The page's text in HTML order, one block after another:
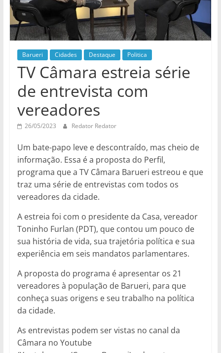
Barueri Cidades Destaque Politica
TV Câmara estreia série
de entrevista com
vereadores
26/05/2023 Redator Redator
Um bate-papo leve e descontraído, mas cheio de
informação. Essa é a proposta do Perfil,
programa que a TV Câmara Barueri estreou e que
traz uma série de entrevistas com todos os
vereadores da cidade.
A estreia foi com o presidente da Casa, vereador
Toninho Furlan (PDT), que contou um pouco de
sua história de vida, sua trajetória política e sua
experiência em seis mandatos parlamentares.
A proposta do programa é apresentar os 21
vereadores à população de Barueri, para que
conheça suas origens e seu trabalho na política
da cidade.
As entrevistas podem ser vistas no canal da
Câmara no Youtube